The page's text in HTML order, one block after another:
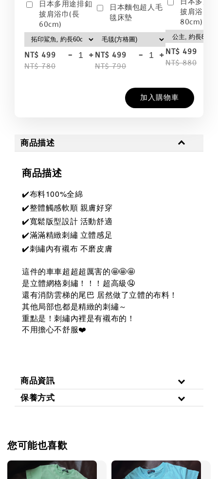
日本多用途排釦
披肩浴巾(長
60cm)
NT$ 499
NT$ 780
- +
日本麵包超人毛
毯床墊
NT$ 499
NT$ 790
- +
披肩浴巾(
80cm)
NT$ 499
NT$ 880
加入購物車
商品描述
商品描述
✔️布料100%全綿
✔️整體觸感軟順 親膚好穿
✔️寬鬆版型設計 活動舒適
✔️滿滿精緻刺繡 立體感足
✔️刺繡內有襯布 不磨皮膚
這件的車車超超超厲害的🤩🤩🤩
是立體網格刺繡！！！超高級🤤
還有消防雲梯的尾巴 居然做了立體的布料！
其他局部也都是精緻的刺繡～
重點是！刺繡內裡是有襯布的！
不用擔心不舒服❤️
商品資訊
保養方式
您可能也喜歡